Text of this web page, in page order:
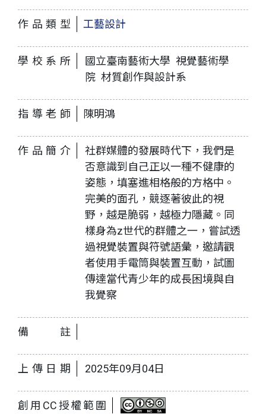
作品類型 工藝設計
學校系所
國立臺南藝術大學 視覺藝術學
院 材質創作與設計系
指導老師 陳明鴻
作品簡介
社群媒體的發展時代下，我們是
否意識到自己正以一種不健康的
姿態，填塞進相格般的方格中。
完美的面孔，競逐著彼此的視
野，越是脆弱，越極力隱藏。同
樣身為z世代的群體之一，嘗試透
過視覺裝置與符號語彙，邀請觀
者使用手電筒與裝置互動，試圖
傳達當代青少年的成長困境與自
我覺察
備註
上傳日期 2025年09月04日
創用CC授權範圍